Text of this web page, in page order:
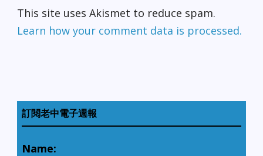
This site uses Akismet to reduce spam.
Learn how your comment data is processed.
訂閱老中電子週報
Name: